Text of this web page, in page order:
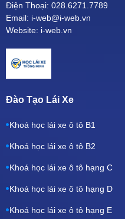
Điện Thoại: 028.6271.7789
Email: i-web@i-web.vn
Website: i-web.vn
Đào Tạo Lái Xe
Khoá học lái xe ô tô B1
Khoá học lái xe ô tô B2
Khoá học lái xe ô tô hạng C
Khoá học lái xe ô tô hạng D
Khoá học lái xe ô tô hạng E